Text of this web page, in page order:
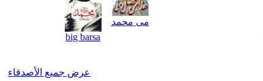
مى محمد
big barsa
عرض جميع الأصدقاء